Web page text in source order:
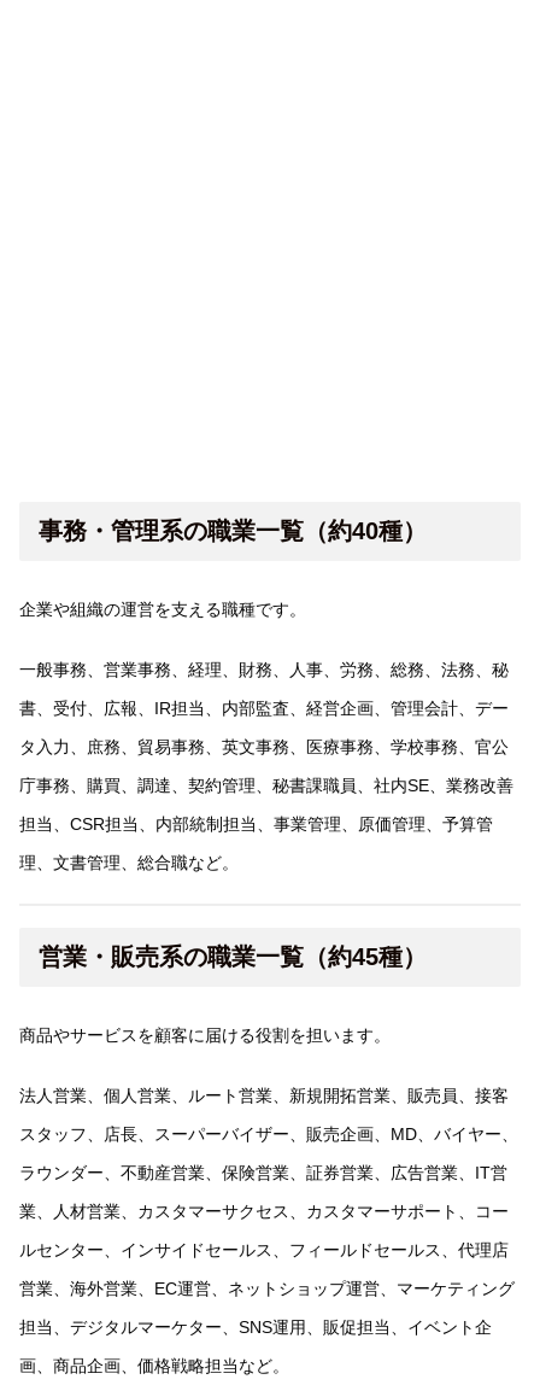
事務・管理系の職業一覧（約40種）
企業や組織の運営を支える職種です。
一般事務、営業事務、経理、財務、人事、労務、総務、法務、秘
書、受付、広報、IR担当、内部監査、経営企画、管理会計、デー
タ入力、庶務、貿易事務、英文事務、医療事務、学校事務、官公
庁事務、購買、調達、契約管理、秘書課職員、社内SE、業務改善
担当、CSR担当、内部統制担当、事業管理、原価管理、予算管
理、文書管理、総合職など。
営業・販売系の職業一覧（約45種）
商品やサービスを顧客に届ける役割を担います。
法人営業、個人営業、ルート営業、新規開拓営業、販売員、接客
スタッフ、店長、スーパーバイザー、販売企画、MD、バイヤー、
ラウンダー、不動産営業、保険営業、証券営業、広告営業、IT営
業、人材営業、カスタマーサクセス、カスタマーサポート、コー
ルセンター、インサイドセールス、フィールドセールス、代理店
営業、海外営業、EC運営、ネットショップ運営、マーケティング
担当、デジタルマーケター、SNS運用、販促担当、イベント企
画、商品企画、価格戦略担当など。